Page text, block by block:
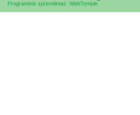
Programinis sprendimas: WebTemple